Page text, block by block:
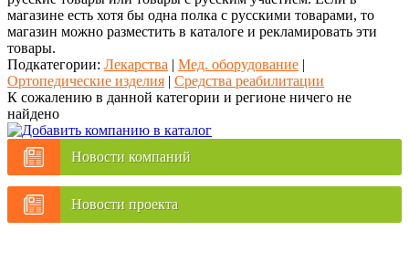
магазине есть хотя бы одна полка с русскими товарами, то
магазин можно разместить в каталоге и рекламировать эти
товары.
Подкатегории: Лекарства | Мед. оборудование |
Ортопедические изделия | Средства реабилитации
К сожалению в данной категории и регионе ничего не
найдено
Новости компаний
Новости проекта